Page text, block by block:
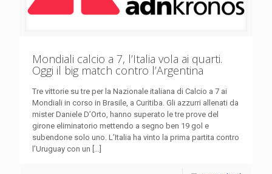
Mondiali calcio a 7, l’Italia vola ai quarti.
Oggi il big match contro l’Argentina
Tre vittorie su tre per la Nazionale italiana di Calcio a 7 ai
Mondiali in corso in Brasile, a Curitiba. Gli azzurri allenati da
mister Daniele D’Orto, hanno superato le tre prove del
girone eliminatorio mettendo a segno ben 19 gol e
subendone solo uno. L’Italia ha vinto la prima partita contro
l’Uruguay con un [...]